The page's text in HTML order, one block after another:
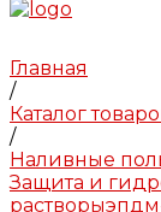
Главная
/
Каталог
/
Наливные
Защита и
растворы